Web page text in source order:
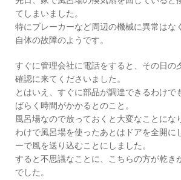
てしまいました。
特にブレーカーなど周辺の機械に異常はな
自体の故障のようです。
すぐに管理会社に電話をすると、その日の
確認に来てくださいました。
とはいえ、すぐに部品が調達できるわけで
ばらく時間がかかるとのこと。
風呂場なので放っておくと大変なことにな
わけで風呂場を使ったあとはドアを全開に
ーで風を送り込むことにしました。
すると不思議なことに、こちらの方が乾き
でした。